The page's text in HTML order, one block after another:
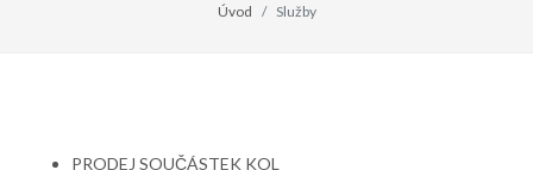
Úvod Služby
PRODEJ SOUČÁSTEK KOL